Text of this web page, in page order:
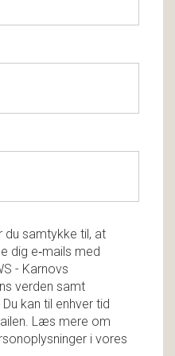
du samtykke til, at
dig e‑mails med
- Karnovs
verden samt
kan til enhver tid
Læs mere om
i vores